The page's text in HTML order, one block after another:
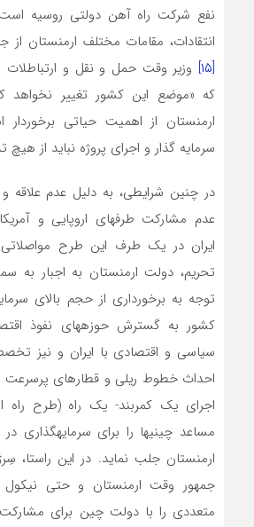
نفع شرکت راه آهن دولتی روسیه
انتقادات، مقامات مختلف ارمنستان از
[۱۵]
وزیر وقت حمل و نقل و ارتباطلات
که «موضع این کشور تغییر نخواهد
ارمنستان از اهمیت حیاتی
سرمایه گذار و اجرای پروژه نباید از هیچ
در چنین شرایطی، به دلیل عدم علاقه
عدم مشارکت طرف­های اروپایی و
ایران در یک طرف این طرح
تحریم، دولت ارمنستان به اجبار به
توجه به برخورداری از حجم بالای
کشور به گسترش حوزه­های نفوذ
سیاسی و اقتصادی با ایران و نیز
احداث خطوط ریلی و قطارهای
اجرای یک کمربند- یک راه (طرح راه
مساعد چینی­ها را برای سرمایه­گذاری در
ارمنستان جلب نماید. در این راستا،
جمهور وقت ارمنستان و حتی نیکول
متعددی را با دولت چین برای